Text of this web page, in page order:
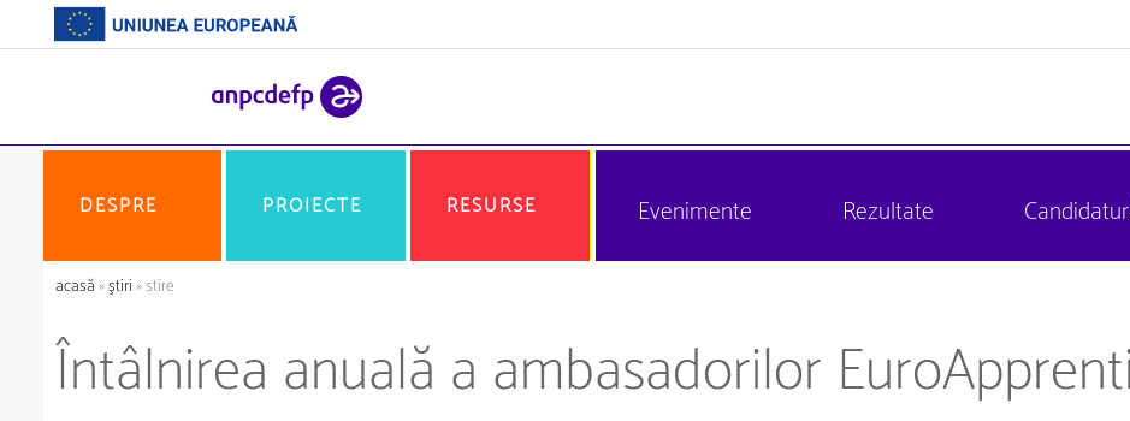
DESPRE PROIECTE RESURSE Evenimente Rezultate
acasă»ştiri» stire
Întâlnirea anuală a ambasadorilor